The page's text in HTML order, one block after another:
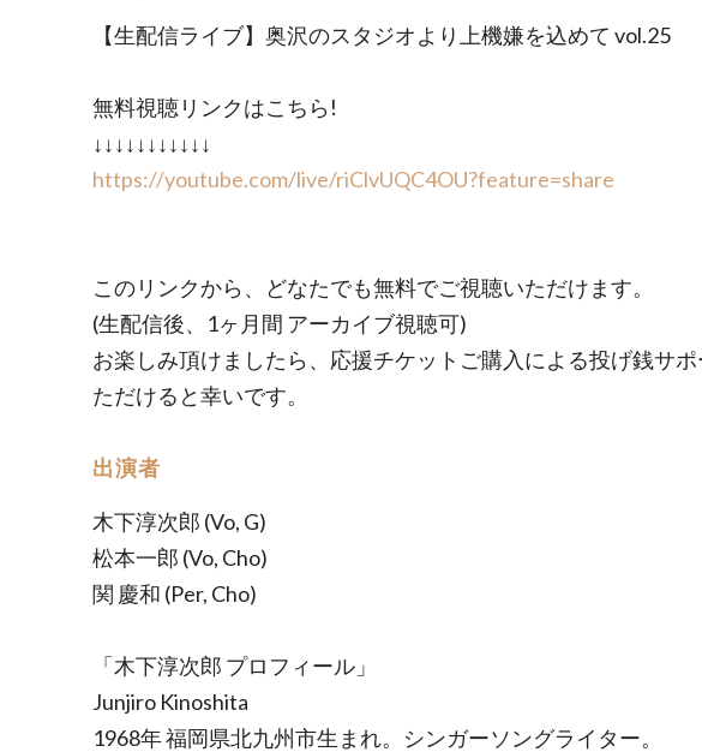
【生配信ライブ】奥沢のスタジオより上機嫌を込めて vol.25
無料視聴リンクはこちら!
↓↓↓↓↓↓↓↓↓↓↓
https://youtube.com/live/riClvUQC4OU?feature=share
このリンクから、どなたでも無料でご視聴いただけます。
(生配信後、1ヶ月間 アーカイブ視聴可)
お楽しみ頂けましたら、応援チケットご購入による投げ銭サポ
ただけると幸いです。
出演者
木下淳次郎 (Vo, G)
松本一郎 (Vo, Cho)
関 慶和 (Per, Cho)
「木下淳次郎 プロフィール」
Junjiro Kinoshita
1968年 福岡県北九州市生まれ。シンガーソングライター。